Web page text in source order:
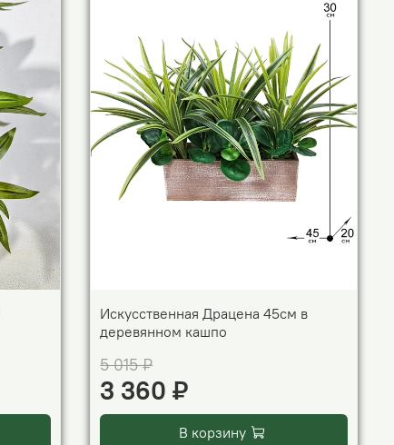
Искусственная Драцена 45см в
деревянном кашпо
5 015 ₽
3 360 ₽
В корзину